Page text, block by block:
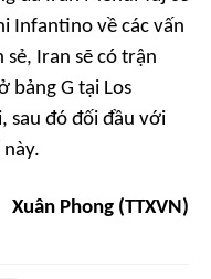
Infantino về các vấn
sẻ, Iran sẽ có trận
bảng G tại Los
sau đó đối đầu với
Xuân Phong (TTXVN)